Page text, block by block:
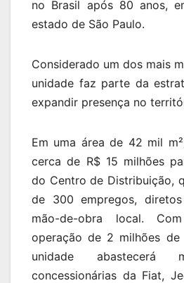
no Brasil após 80 anos,
estado de São Paulo.
Considerado um dos mais
unidade faz parte da
expandir presença no
Em uma área de 42 mil
cerca de R$ 15 milhões
do Centro de Distribuição,
de 300 empregos,
mão-de-obra local.
operação de 2 milhões
unidade
concessionárias da Fiat,